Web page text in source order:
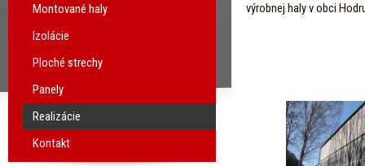
Montované haly
Izolácie
Ploché strechy
Panely
Realizácie
Kontakt
výrobnej haly v obci